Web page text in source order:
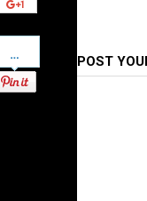
Pinterest
POST